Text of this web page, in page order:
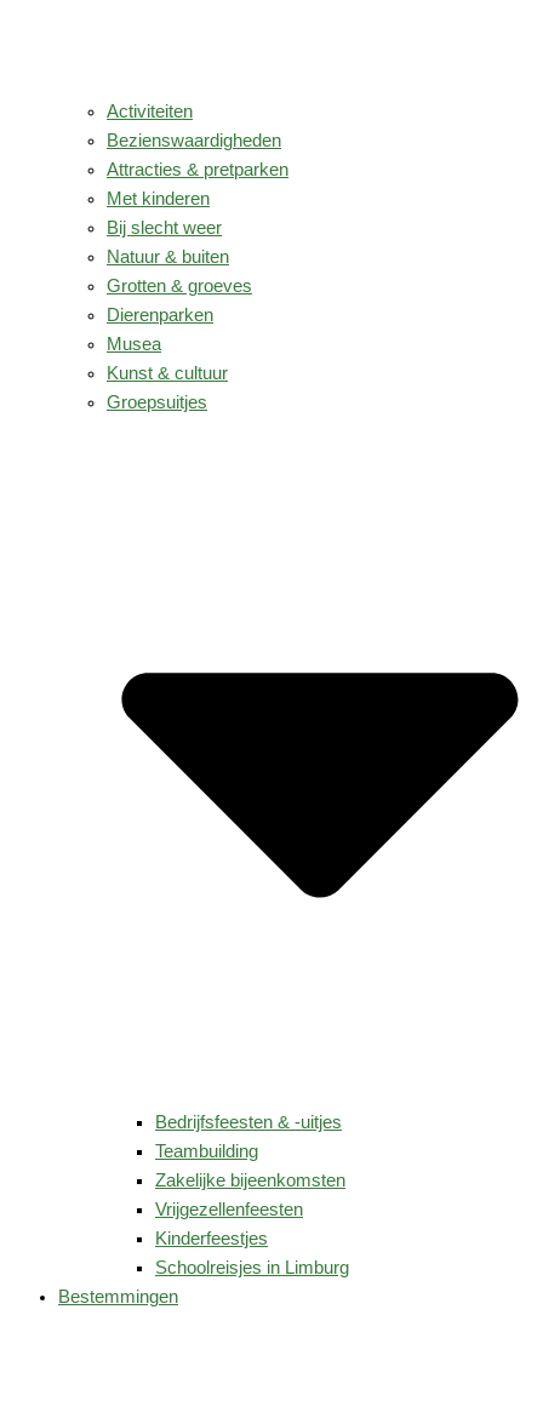
Activiteiten
Bezienswaardigheden
Attracties & pretparken
Met kinderen
Bij slecht weer
Natuur & buiten
Grotten & groeves
Dierenparken
Musea
Kunst & cultuur
Groepsuitjes
Bedrijfsfeesten & -uitjes
Teambuilding
Zakelijke bijeenkomsten
Vrijgezellenfeesten
Kinderfeestjes
Schoolreisjes in Limburg
Bestemmingen